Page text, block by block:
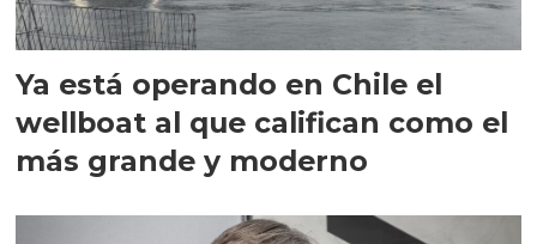
Ya está operando en Chile el
wellboat al que califican como el
más grande y moderno